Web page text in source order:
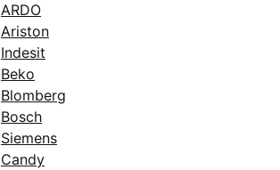
ARDO
Ariston
Indesit
Beko
Blomberg
Bosch
Siemens
Candy